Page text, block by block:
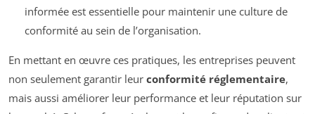
informée est essentielle pour maintenir une culture de
conformité au sein de l’organisation.
En mettant en œuvre ces pratiques, les entreprises peuvent
non seulement garantir leur conformité réglementaire,
mais aussi améliorer leur performance et leur réputation sur